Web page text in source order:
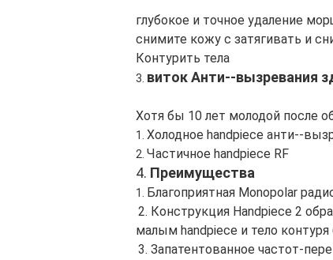
глубокое и точное удаление
снимите кожу с затягивать и
Контурить тела
3. виток Анти--вызревания
Хотя бы 10 лет молодой после
1. Холодное handpiece анти--
2. Частичное handpiece RF
4. Преимущества
1. Благоприятная Monopolar
2. Конструкция Handpiece 2
малым handpiece и тело
3. Запатентованное частот-